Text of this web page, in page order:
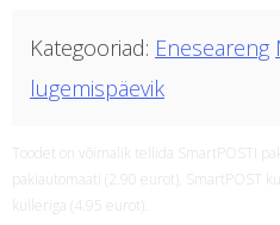
Kategooriad: Eneseareng
lugemispäevik
Toodet on võimalik tellida SmartPOSTI
pakiautomaati (2.90 eurot), SmartPOST
kulleriga (4.95 eurot).